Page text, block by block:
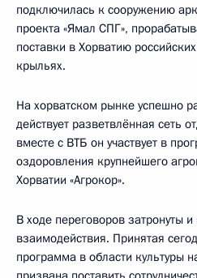
подключилась к сооружению
проекта «Ямал СПГ»,
поставки в Хорватию
крыльях.
На хорватском рынке успешно
действует разветвлённая сеть
вместе с ВТБ он участвует в
оздоровления крупнейшего
Хорватии «Агрокор».
В ходе переговоров затронуты
взаимодействия. Принятая
программа в области культуры